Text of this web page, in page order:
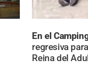
En el
regresiva
Reina del